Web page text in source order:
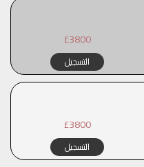
£3800
التسجيل
£3800
التسجيل